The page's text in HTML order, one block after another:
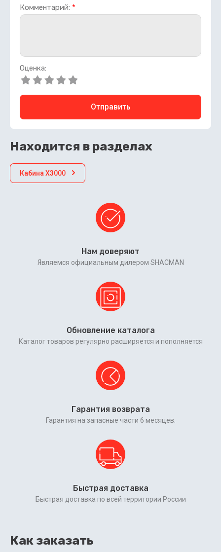
Комментарий: *
Оценка:
Отправить
Находится в разделах
Кабина X3000
Нам доверяют
Являемся официальным дилером SHACMAN
Обновление каталога
Каталог товаров регулярно расширяется и пополняется
Гарантия возврата
Гарантия на запасные части 6 месяцев.
Быстрая доставка
Быстрая доставка по всей территории России
Как заказать